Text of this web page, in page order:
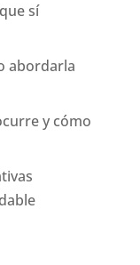
sí
abordarla
y cómo